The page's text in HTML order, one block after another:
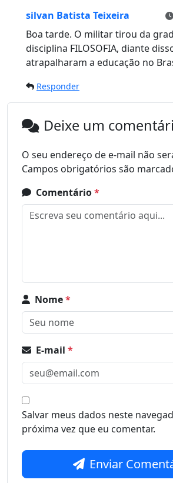
silvan Batista Teixeira
Boa tarde. O militar tirou da
disciplina FILOSOFIA, diante
atrapalharam a educação no
Responder
Deixe um
O seu endereço de e-mail não
Campos obrigatórios são
Comentário*
Nome*
E-mail *
Salvar meus dados neste
próxima vez que eu comentar.
Enviar